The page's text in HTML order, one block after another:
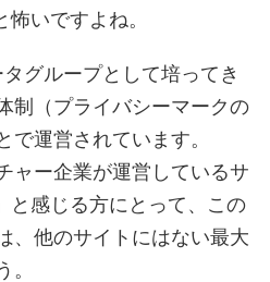
いですよね。
グループとして培ってき
制（プライバシーマークの
運営されています。
ャー企業が運営しているサ
と感じる方にとって、この
、他のサイトにはない最大